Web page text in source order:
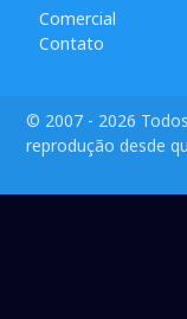
Comercial
Contato
© 2007 - 2026
reprodução desde